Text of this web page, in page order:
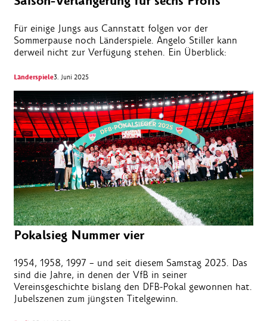
Für einige Jungs aus Cannstatt folgen vor der
Sommerpause noch Länderspiele. Angelo Stiller kann
derweil nicht zur Verfügung stehen. Ein Überblick:
Länderspiele3. Juni 2025
Pokalsieg Nummer vier
1954, 1958, 1997 – und seit diesem Samstag 2025. Das
sind die Jahre, in denen der VfB in seiner
Vereinsgeschichte bislang den DFB-Pokal gewonnen hat.
Jubelszenen zum jüngsten Titelgewinn.